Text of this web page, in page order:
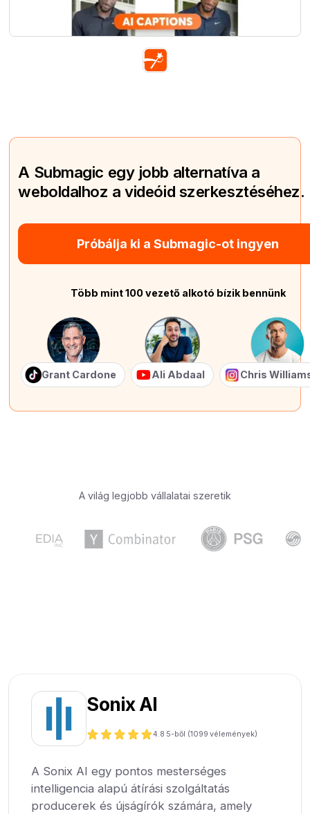
A Submagic egy jobb alternatíva a
weboldalhoz a videóid szerkesztéséhez.
Próbálja ki a Submagic-ot ingyen
Több mint 100 vezető alkotó bízik bennünk
Grant Cardone Ali Abdaal Chris
A világ legjobb vállalatai szeretik
Sonix AI
4.8 5-ből (1099 vélemények)
A Sonix AI egy pontos mesterséges
intelligencia alapú átírási szolgáltatás
producerek és újságírók számára, amely